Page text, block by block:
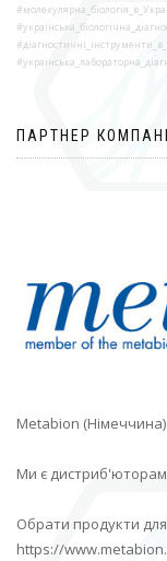
ПАРТНЕР
Metabion (Німеччина)
Ми є
Обрати продукти
https://